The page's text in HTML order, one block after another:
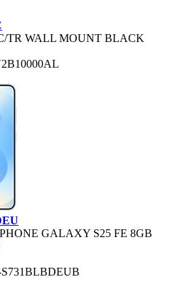
TR WALL MOUNT BLACK
GALAXY S25 FE 8GB
S731BLBDEUB